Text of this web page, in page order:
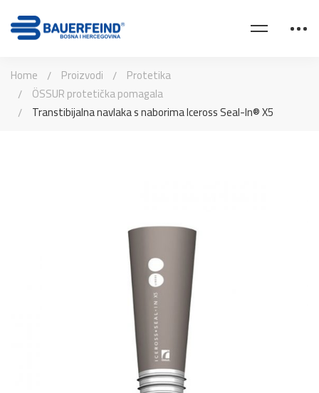
Home Proizvodi
Protetika
ÖSSUR protetička pomagala
Transtibijalna navlaka s naborima Iceross Seal-In® X5